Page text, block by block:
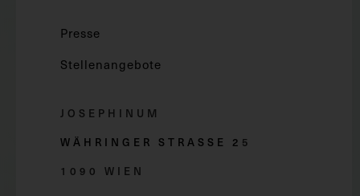
Presse
Stellenangebote
JOSEPHINUM
WÄHRINGER STRASSE 2 5
1090 WIEN